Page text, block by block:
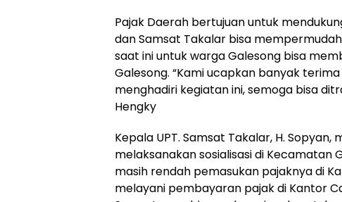
Pajak Daerah bertujuan untuk
dan Samsat Takalar bisa
saat ini untuk warga Galesong bisa
Galesong. “Kami ucapkan banyak
menghadiri kegiatan ini, semoga bisa
Hengky
Kepala UPT. Samsat Takalar, H.
melaksanakan sosialisasi di
masih rendah pemasukan pajaknya di
melayani pembayaran pajak di Kantor